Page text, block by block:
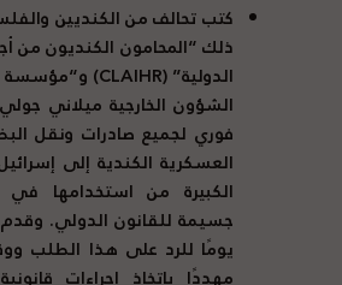
كتب تحالف من الكنديين
ذلك“المحامون الكنديون من
الدولية” (
CLAIHR
) و“مؤسسة
الشؤون الخارجية ميلاني
فوري لجميع صادرات ونقل
العسكرية الكندية إلى
الكبيرة من استخدامها في
جسيمة للقانون الدولي. وقدم
يومًا للرد على هذا الطلب
مهددًا باتخاذ إجراءات